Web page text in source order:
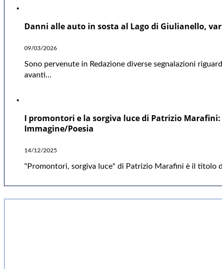
Danni alle auto in sosta al Lago di Giulianello,
09/03/2026
Sono pervenute in Redazione diverse segnalazioni
avanti…
I promontori e la sorgiva luce di Patrizio
Immagine/Poesia
14/12/2025
"Promontori, sorgiva luce" di Patrizio Marafini è il titolo